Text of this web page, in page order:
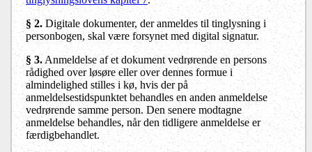
§ 2.Digitale dokumenter, der anmeldes til tinglysning i
personbogen, skal være forsynet med digital signatur.
§ 3. Anmeldelse af et dokument vedrørende en persons
rådighed over løsøre eller over dennes formue i
almindelighed stilles i kø, hvis der på
anmeldelsestidspunktet behandles en anden anmeldelse
vedrørende samme person. Den senere modtagne
anmeldelse behandles, når den tidligere anmeldelse er
færdigbehandlet.